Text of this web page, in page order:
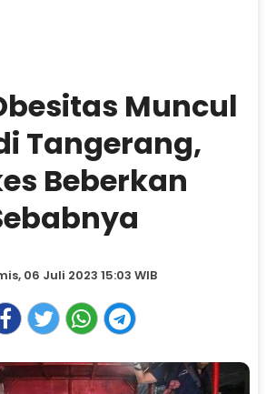
Muncul
Tangerang,
Beberkan
06 Juli 2023 15:03 WIB